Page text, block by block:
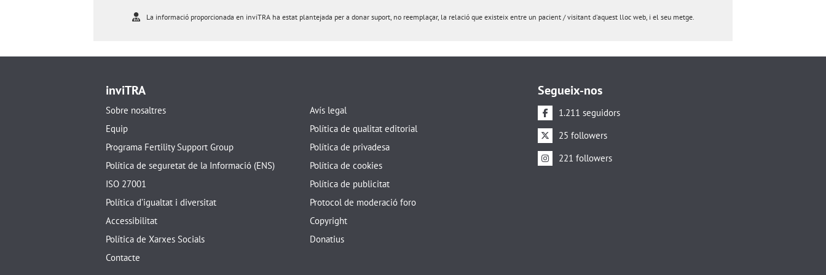
La informació proporcionada en inviTRA ha estat plantejada per a donar suport, no reemplaçar, la relació que existeix entre un pacient / visitant d'aquest lloc web, i el seu metge.
inviTRA
Sobre nosaltres
Equip
Programa Fertility Support Group
Política de seguretat de la Informació (ENS)
ISO 27001
Política d’igualtat i diversitat
Accessibilitat
Política de Xarxes Socials
Contacte
Avís legal
Política de qualitat editorial
Política de privadesa
Política de cookies
Política de publicitat
Protocol de moderació foro
Copyright
Donatius
Segueix-nos
1.211 seguidors
25 followers
221 followers